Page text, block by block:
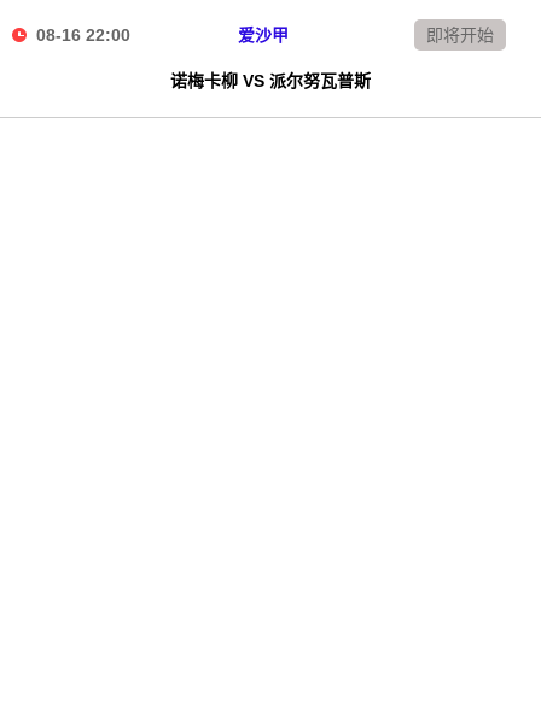
08-16 22:00 爱沙甲
诺梅卡柳 VS 派尔努瓦普斯
即将开始